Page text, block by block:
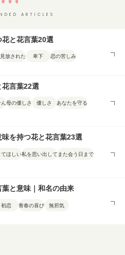
ARTICLES
と花言葉20選
見放された 卑下 恋の苦しみ
言葉22選
母の優しさ 優しさ あなたを守る
を持つ花と花言葉23選
てほしい私を思い出して また会う日まで
と意味｜和名の由来
初恋 青春の喜び 無邪気